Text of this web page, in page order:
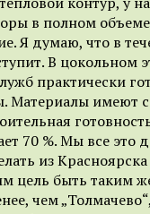
в полном
Я думаю, что в
В цокольном
практически
Материалы имеют
70 %. Мы все это
из Красноярска
цель быть таким
чем